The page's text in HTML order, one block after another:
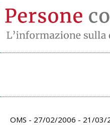
Archivio
OMS - 27/02/2006 - 21/03/